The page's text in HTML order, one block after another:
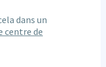
dans un
centre de